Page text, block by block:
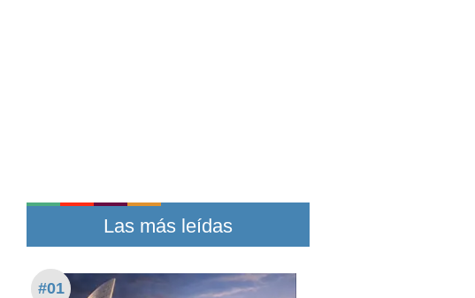
Las más leídas
#01